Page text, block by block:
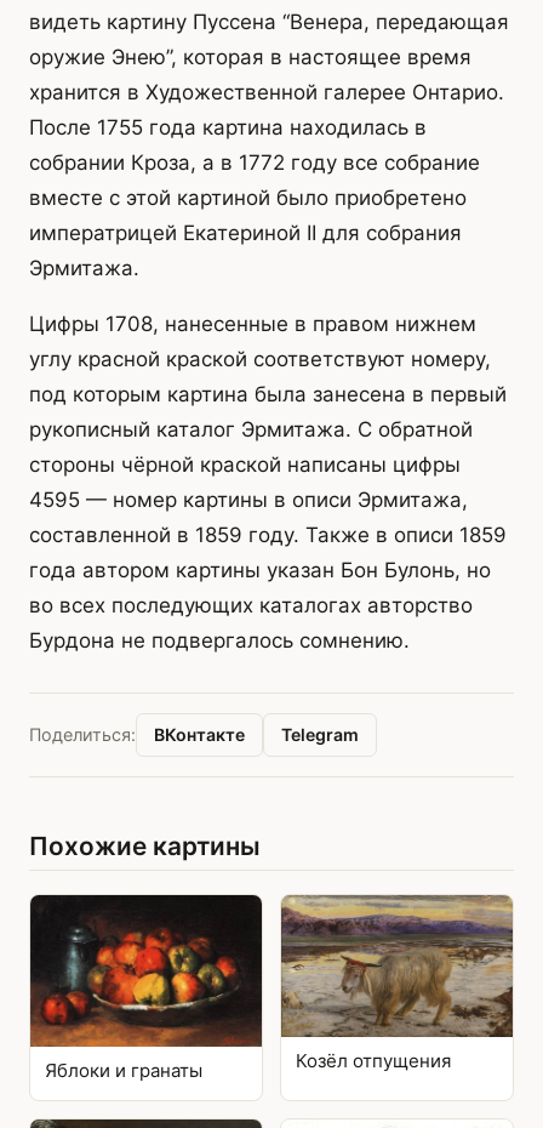
видеть картину Пуссена “Венера, передающая
оружие Энею”, которая в настоящее время
хранится в Художественной галерее Онтарио.
После 1755 года картина находилась в
собрании Кроза, а в 1772 году все собрание
вместе с этой картиной было приобретено
императрицей Екатериной II для собрания
Эрмитажа.
Цифры 1708, нанесенные в правом нижнем
углу красной краской соответствуют номеру,
под которым картина была занесена в первый
рукописный каталог Эрмитажа. С обратной
стороны чёрной краской написаны цифры
4595 — номер картины в описи Эрмитажа,
составленной в 1859 году. Также в описи 1859
года автором картины указан Бон Булонь, но
во всех последующих каталогах авторство
Бурдона не подвергалось сомнению.
Поделиться: ВКонтакте Telegram
Похожие картины
Яблоки и гранаты Козёл отпущения